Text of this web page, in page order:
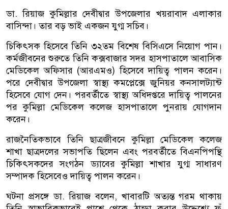
ডা. রিয়াজ কুমিল্লার দেবীদ্বার উপজেলার খয়রাবাদ এলাকার
বাসিন্দা। তার বড় ভাই একজন যুগ্ম সচিব।
চিকিৎসক হিসেবে তিনি ৩২তম বিশেষ বিসিএসে নিয়োগ পান।
কর্মজীবনের শুরুতে তিনি কক্সবাজার সদর হাসপাতালে আবাসিক
মেডিকেল অফিসার (আরএমও) হিসেবে দায়িত্ব পালন করেন।
পরে দেবীদ্বার উপজেলা স্বাস্থ্য কমপ্লেক্সে জুনিয়র কনসালট্যান্ট
হিসেবে যোগ দেন। পরবর্তীতে স্বাস্থ্য অধিদপ্তরে দায়িত্ব পালনের
পর কুমিল্লা মেডিকেল কলেজ হাসপাতালে পুনরায় যোগদান
করেন।
রাজনৈতিকভাবে তিনি ছাত্রজীবনে কুমিল্লা মেডিকেল কলেজ
শাখা ছাত্রদলের সভাপতি ছিলেন এবং পরবর্তীতে বিএনপিপন্থি
চিকিৎসকদের সংগঠন ড্যাবের কুমিল্লা শাখার যুগ্ম সাধারণ
সম্পাদক হিসেবেও দায়িত্ব পালন করেন।
ঘটনা প্রসঙ্গে ডা. রিয়াজ বলেন, খাবারটি অত্যন্ত গরম থাকায়